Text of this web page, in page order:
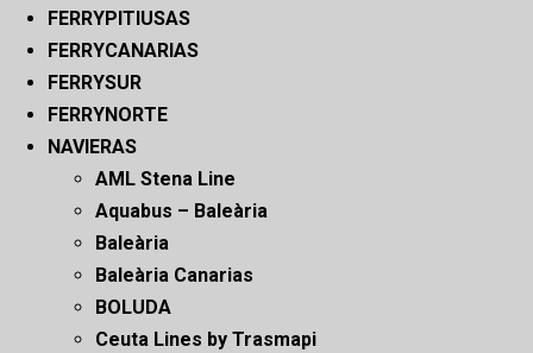
FERRYPITIUSAS
FERRYCANARIAS
FERRYSUR
FERRYNORTE
NAVIERAS
AML Stena Line
Aquabus – Baleària
Baleària
Baleària Canarias
BOLUDA
Ceuta Lines by Trasmapi